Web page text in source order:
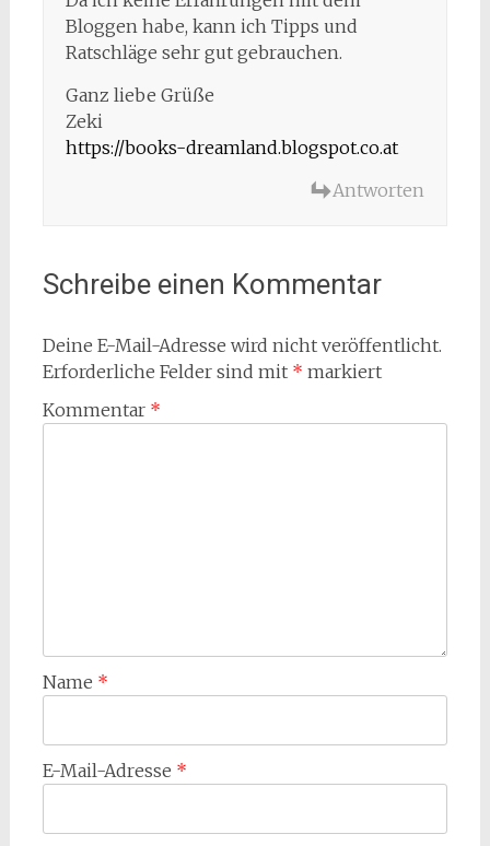
Bloggen habe, kann ich Tipps und
Ratschläge sehr gut gebrauchen.
Ganz liebe Grüße
Zeki
https://books-dreamland.blogspot.co.at
Antworten
Schreibe einen Kommentar
Deine E-Mail-Adresse wird nicht veröffentlicht.
Erforderliche Felder sind mit * markiert
Kommentar *
Name *
E-Mail-Adresse *